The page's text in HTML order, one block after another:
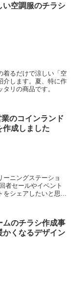
い空調服のチラシ
着るだけで涼しい「空
介します。夏、特に作
リの商品です。
のコインランド
作成しました
ーニングステーショ
をシェアしたいと思い
ムのチラシ作成事
かくなるデザイン